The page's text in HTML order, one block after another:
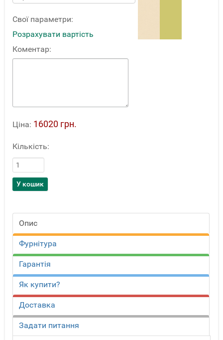
Свої параметри:
Розрахувати вартість
Коментар:
Ціна: 16020 грн.
Кількість:
Опис
Фурнітура
Гарантія
Як купити?
Доставка
Задати питання